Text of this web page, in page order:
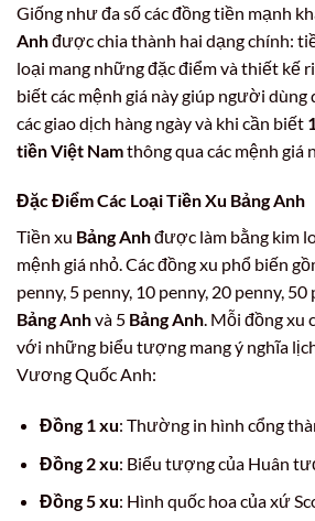
Giống như đa số các đồng tiền mạnh
Anhđược chia thành hai dạng chính:
loại mang những đặc điểm và thiết kế
biết các mệnh giá này giúp người
các giao dịch hàng ngày và khi cần biết
tiền Việt Namthông qua các mệnh giá
Đặc Điểm Các Loại Tiền Xu Bảng Anh
Tiền xu Bảng Anhđược làm bằng kim
mệnh giá nhỏ. Các đồng xu phổ biến
penny, 5 penny, 10 penny, 20 penny, 50
Bảng Anhvà 5 Bảng Anh. Mỗi đồng xu
với những biểu tượng mang ý nghĩa
Vương Quốc Anh:
Đồng 1 xu: Thường in hình cổng
Đồng 2 xu: Biểu tượng của Huân
Đồng 5 xu: Hình quốc hoa của xứ